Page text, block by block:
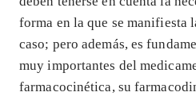
forma en la que se manifiesta
caso; pero además, es
muy importantes del
farmacocinética, su